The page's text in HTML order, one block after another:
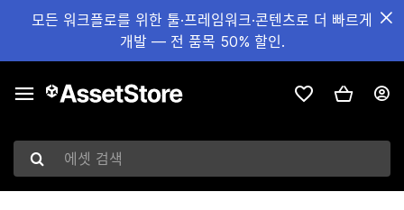
모든 워크플로를 위한 툴·프레임워크·콘텐츠로 더 빠르게
개발 — 전 품목 50% 할인.
에셋 검색